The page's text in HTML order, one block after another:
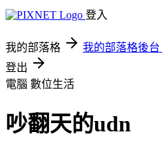
登入
我的部落格 我的部落格後台
登出
電腦 數位生活
吵翻天的udn